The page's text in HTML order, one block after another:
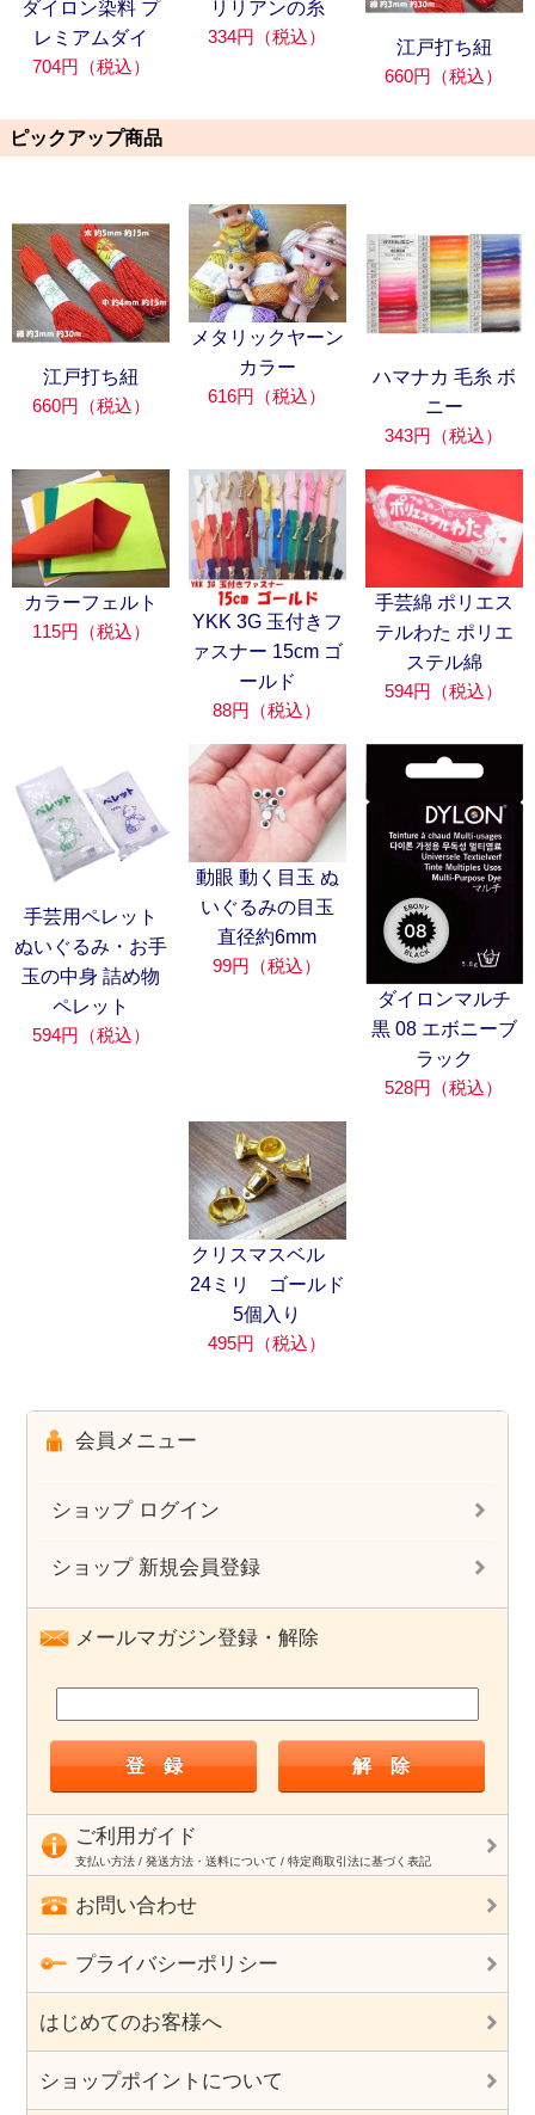
ダイロン染料 プ
レミアムダイ
704円（税込）
リリアンの糸
334円（税込）
江戸打ち紐
660円（税込）
ピックアップ商品
江戸打ち紐
660円（税込）
メタリックヤーン
カラー
616円（税込）
ハマナカ 毛糸 ボ
ニー
343円（税込）
カラーフェルト
115円（税込）
YKK 3G 玉付きフ
ァスナー 15cm ゴ
ールド
88円（税込）
手芸綿 ポリエス
テルわた ポリエ
ステル綿
594円（税込）
手芸用ペレット
ぬいぐるみ・お手
玉の中身 詰め物
ペレット
594円（税込）
動眼 動く目玉 ぬ
いぐるみの目玉
直径約6mm
99円（税込）
ダイロンマルチ
黒 08 エボニーブ
ラック
528円（税込）
クリスマスベル
24ミリ ゴールド
5個入り
495円（税込）
会員メニュー
ショップ ログイン
ショップ 新規会員登録
メールマガジン登録・解除
ご利用ガイド
支払い方法 / 発送方法・送料について / 特定商取引法に基づく表記
お問い合わせ
プライバシーポリシー
はじめてのお客様へ
ショップポイントについて